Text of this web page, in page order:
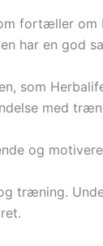
fortæller
har en
som
med
og
træning.